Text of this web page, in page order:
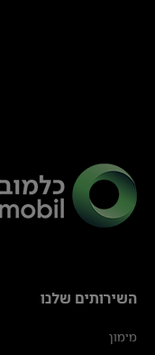
השירותים שלנו
מימון